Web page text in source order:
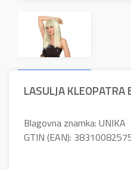
LASULJA
Blagovna znamka: UNIKA
GTIN (EAN):